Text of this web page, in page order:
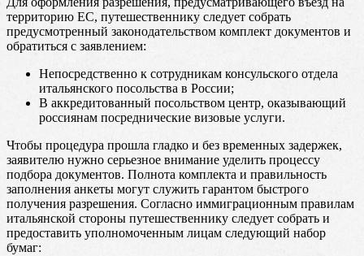
территорию ЕС, путешественнику следует собрать
предусмотренный законодательством комплект документов и
обратиться с заявлением:
Непосредственно к сотрудникам консульского отдела
итальянского посольства в России;
В аккредитованный посольством центр, оказывающий
россиянам посреднические визовые услуги.
Чтобы процедура прошла гладко и без временных задержек,
заявителю нужно серьезное внимание уделить процессу
подбора документов. Полнота комплекта и правильность
заполнения анкеты могут служить гарантом быстрого
получения разрешения. Согласно иммиграционным правилам
итальянской стороны путешественнику следует собрать и
предоставить уполномоченным лицам следующий набор
бумаг: